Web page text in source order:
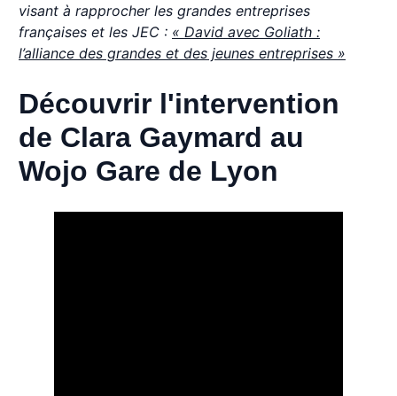
visant à rapprocher les grandes entreprises
françaises et les JEC : « David avec Goliath :
l’alliance des grandes et des jeunes entreprises »
Découvrir l'intervention
de Clara Gaymard au
Wojo Gare de Lyon